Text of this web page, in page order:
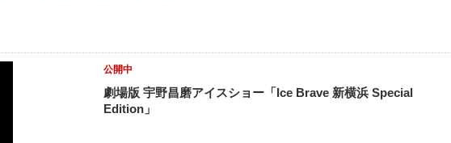
公開中
劇場版 宇野昌磨アイスショー「Ice Brave 新横浜 Special
Edition」